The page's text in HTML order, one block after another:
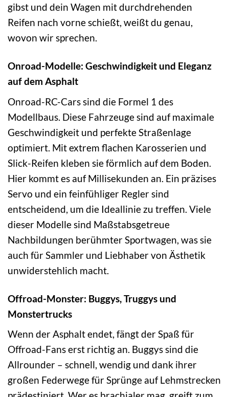
gibst und dein Wagen mit durchdrehenden
Reifen nach vorne schießt, weißt du genau,
wovon wir sprechen.
Onroad-Modelle: Geschwindigkeit und Eleganz
auf dem Asphalt
Onroad-RC-Cars sind die Formel 1 des
Modellbaus. Diese Fahrzeuge sind auf maximale
Geschwindigkeit und perfekte Straßenlage
optimiert. Mit extrem flachen Karosserien und
Slick-Reifen kleben sie förmlich auf dem Boden.
Hier kommt es auf Millisekunden an. Ein präzises
Servo und ein feinfühliger Regler sind
entscheidend, um die Ideallinie zu treffen. Viele
dieser Modelle sind Maßstabsgetreue
Nachbildungen berühmter Sportwagen, was sie
auch für Sammler und Liebhaber von Ästhetik
unwiderstehlich macht.
Offroad-Monster: Buggys, Truggys und
Monstertrucks
Wenn der Asphalt endet, fängt der Spaß für
Offroad-Fans erst richtig an. Buggys sind die
Allrounder – schnell, wendig und dank ihrer
großen Federwege für Sprünge auf Lehmstrecken